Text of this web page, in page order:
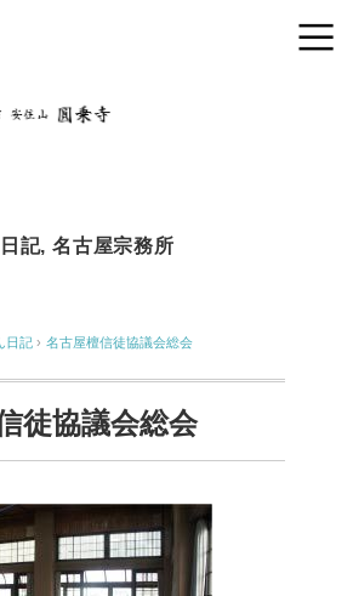
記,名古屋宗務所
日記 › 名古屋檀信徒協議会総会
徒協議会総会